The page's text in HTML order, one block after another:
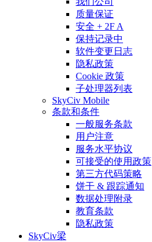
质量保证
安全 + 2F A
保持记录中
软件变更日志
隐私政策
Cookie 政策
子处理器列表
SkyCiv Mobile
条款和条件
一般服务条款
用户注意
服务水平协议
可接受的使用政策
第三方代码策略
饼干 & 跟踪通知
数据处理附录
教育条款
隐私政策
SkyCiv梁